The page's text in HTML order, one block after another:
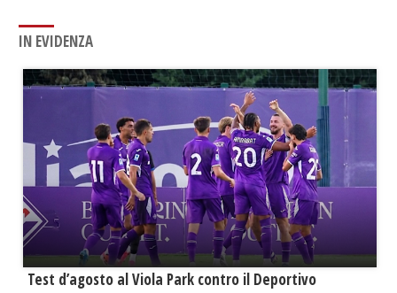
IN EVIDENZA
Test d’agosto al Viola Park contro il Deportivo